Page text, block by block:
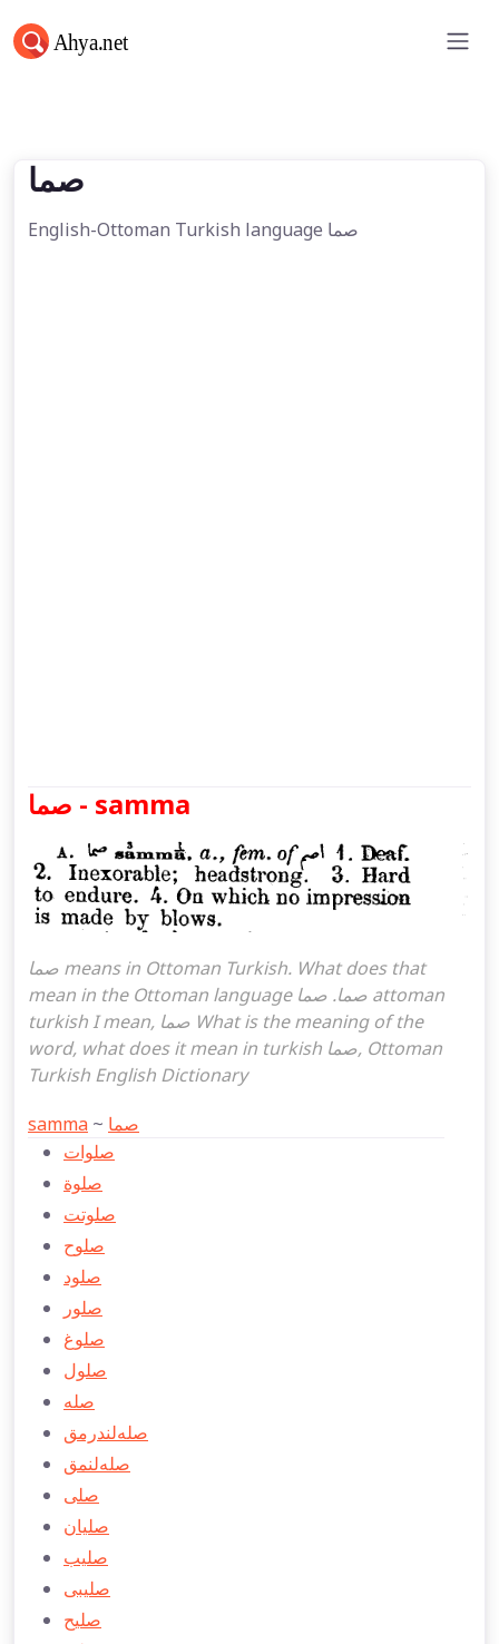
صما
صما
English-Ottoman Turkish language صما
صما - samma
صما means in Ottoman Turkish. What does that
mean in the Ottoman language صما. صما attoman
turkish I mean, صما What is the meaning of the
word, what does it mean in turkish صما, Ottoman
Turkish English Dictionary
samma ~ صما
صلوات
صلوة
صلوتت
صلوح
صلود
صلور
صلوغ
صلول
صله
صله‌لندرمق
صله‌لنمق
صلی
صليان
صلیب
صلیبی
صلیح